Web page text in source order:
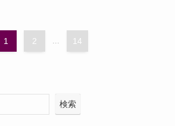
1 2 ... 14
検索